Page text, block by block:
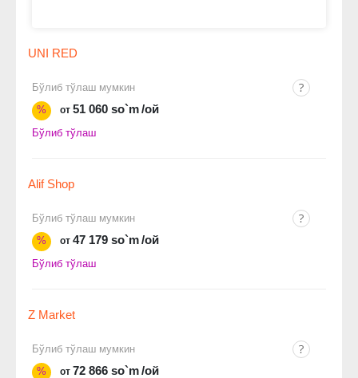
UNI RED
Бўлиб тўлаш мумкин
%
от 51 060 so`m/ой
Бўлиб тўлаш
Alif Shop
Бўлиб тўлаш мумкин
%
от 47 179 so`m/ой
Бўлиб тўлаш
Z Market
Бўлиб тўлаш мумкин
%
от 72 866 so`m/ой